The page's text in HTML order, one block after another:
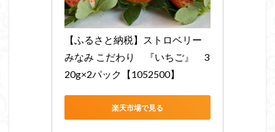
【ふるさと納税】ストロベリー
みなみ こだわり　『いちご』　3
20g×2パック【1052500】
楽天市場で見る